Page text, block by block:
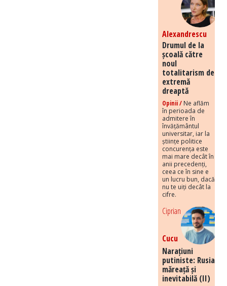
Alexandrescu
Drumul de la
școală către
noul
totalitarism de
extremă
dreaptă
Opinii / Ne aflăm
în perioada de
admitere în
învățământul
universitar, iar la
științe politice
concurența este
mai mare decât în
anii precedenți,
ceea ce în sine e
un lucru bun, dacă
nu te uiți decât la
cifre.
Ciprian
Cucu
Narațiuni
putiniste: Rusia
măreață și
inevitabilă (II)